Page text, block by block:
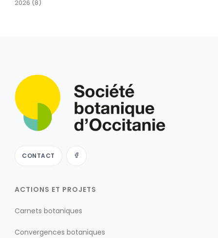
2026 (8)
CONTACT
ACTIONS ET PROJETS
Carnets botaniques
Convergences botaniques